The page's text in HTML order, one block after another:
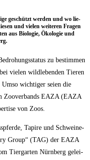
geschützt wer­den und wo lie­
und vie­len wei­te­ren Fra­gen
aus Bio­lo­gie, Öko­lo­gie und
zu bestim­men
vie­len wild­le­ben­den Tie­ren
wich­ti­ger sei­en die
Zoo­ver­bands EAZA (EAZA
von Zoos.
Tapi­re und Schwei­ne­
Group“ (TAG) der EAZA
Tier­gar­ten Nürn­berg gelei­